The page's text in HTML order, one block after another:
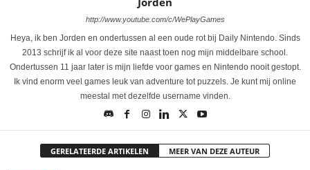
http://www.youtube.com/c/WePlayGames
Heya, ik ben Jorden en ondertussen al een oude rot bij Daily Nintendo. Sinds
2013 schrijf ik al voor deze site naast toen nog mijn middelbare school.
Ondertussen 11 jaar later is mijn liefde voor games en Nintendo nooit gestopt.
Ik vind enorm veel games leuk van adventure tot puzzels. Je kunt mij online
meestal met dezelfde username vinden.
GERELATEERDE ARTIKELEN MEER VAN DEZE AUTEUR